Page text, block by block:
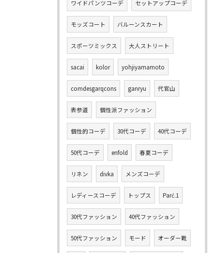
ワイドパンツコーデ セットアップコーデ
モッズコート バルーンスカート
スポーツミックス 大人ストリート
sacai kolor yohjiyamamoto
comdesgarqcons ganryu 代官山
表参道 個性派ファッション
個性的コーデ 30代コーデ 40代コーデ
50代コーデ enfold 春夏コーデ
リネン divka メンズコーデ
レディースコーデ トップス Parć.1
30代ファッション 40代ファッション
50代ファッション モード オーダー靴